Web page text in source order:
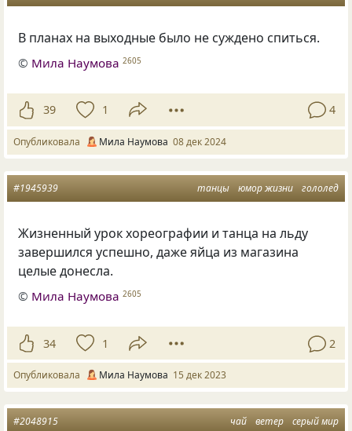
В планах на выходные было не суждено спиться.
© Мила Наумова 2605
39 1 4
Опубликовала Мила Наумова 08 дек 2024
танцы юмор жизни гололед
#1945939
Жизненный урок хореографии и танца на льду
завершился успешно, даже яйца из магазина
целые донесла.
© Мила Наумова 2605
34 1 2
Опубликовала Мила Наумова 15 дек 2023
чай ветер серый мир
#2048915